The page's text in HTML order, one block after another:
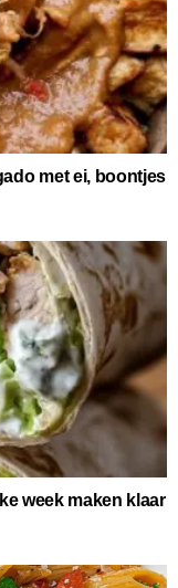
met ei, boontjes
week maken klaar